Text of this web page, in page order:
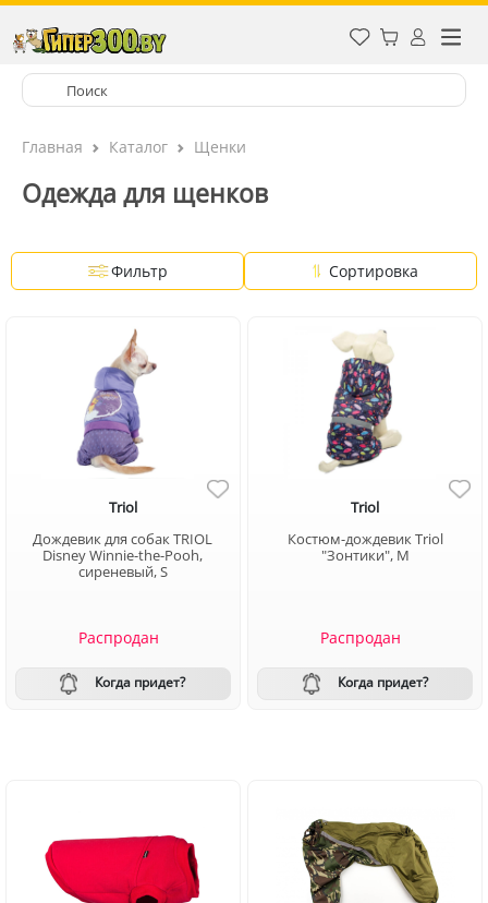
Главная Каталог Щенки
Одежда для щенков
Фильтр Сортировка
Triol
Дождевик для собак TRIOL
Disney Winnie-the-Pooh,
сиреневый, S
Распродан
Когда придет?
Triol
Костюм-дождевик Triol
"Зонтики", M
Распродан
Когда придет?